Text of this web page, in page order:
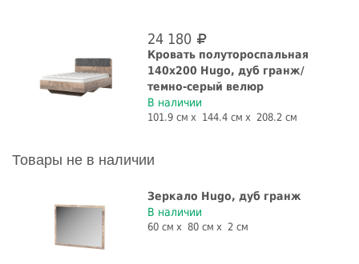
24 180
Кровать полутороспальная
140х200 Hugo, дуб гранж/
темно-серый велюр
В наличии
101.9 см 144.4 см 208.2 см
Товары не в наличии
Зеркало Hugo, дуб гранж
В наличии
60 см 80 см 2 см